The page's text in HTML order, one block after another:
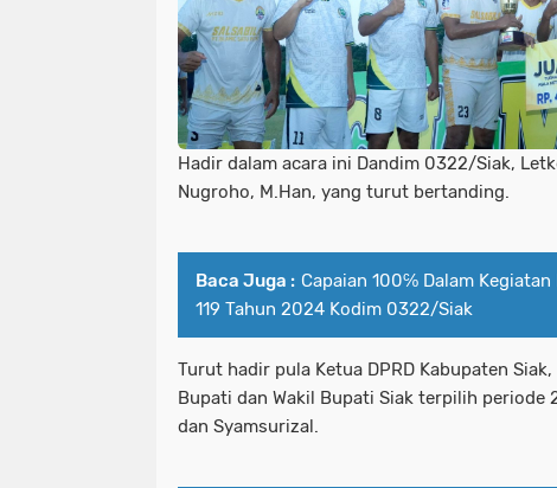
Hadir dalam acara ini Dandim 0322/Siak,
Nugroho, M.Han, yang turut bertanding.
Baca Juga : Capaian 100℅ Dalam Kegiatan
119 Tahun 2024 Kodim 0322/Siak
Turut hadir pula Ketua DPRD Kabupaten
Bupati dan Wakil Bupati Siak terpilih
dan Syamsurizal.